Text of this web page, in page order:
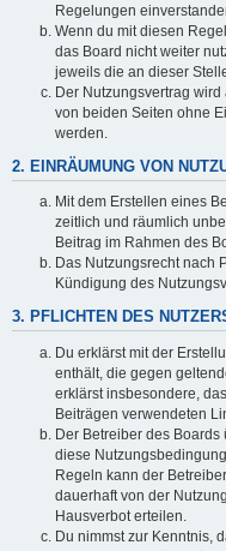
Regelungen
Wenn du mit diesen
das Board nicht weiter
jeweils die an dieser
Der Nutzungsvertrag
von beiden Seiten ohne
werden.
2. EINRÄUMUNG VON
Mit dem Erstellen eines
zeitlich und räumlich
Beitrag im Rahmen des
Das Nutzungsrecht nach
Kündigung des
3. PFLICHTEN DES
Du erklärst mit der
enthält, die gegen
erklärst insbesondere,
Beiträgen verwendeten
Der Betreiber des Boards
diese
Regeln kann der
dauerhaft von der
Hausverbot erteilen.
Du nimmst zur Kenntnis,